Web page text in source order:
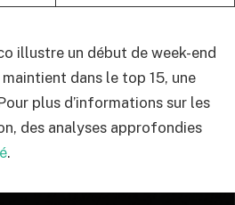
illustre un début de week-end
dans le top 15, une
plus d’informations sur les
des analyses approfondies
.